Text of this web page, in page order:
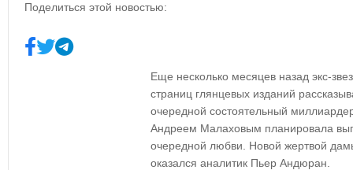
Поделиться этой новостью:
Еще несколько месяцев назад экс-
страниц глянцевых изданий
очередной состоятельный
Андреем Малаховым планировала
очередной любви. Новой жертвой
оказался аналитик Пьер Андюран.